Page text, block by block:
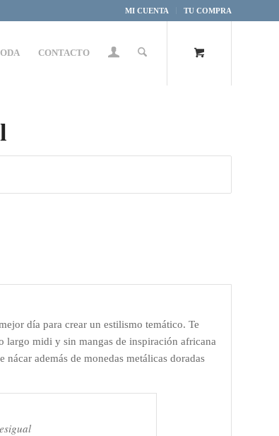
MI CUENTA TU COMPRA
CONTACTO
día para crear un estilismo temático. Te
largo midi y sin mangas de inspiración africana
además de monedas metálicas doradas